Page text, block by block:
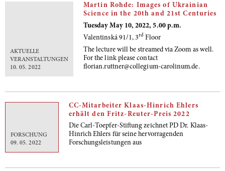
AKTUELLE
VERANSTALTUNGEN
10. 05. 2022
Martin Rohde: Images of Ukrainian
Science in the 20th and 21st Centuries
Tuesday May 10, 2022, 5.00 p.m.
Valentinská 91/1, 3rd Floor
The lecture will be streamed via Zoom as well.
For the link please contact
florian.ruttner@collegium-carolinum.de.
FORSCHUNG
09. 05. 2022
CC-Mitarbeiter Klaas-Hinrich Ehlers
erhält den Fritz-Reuter-Preis 2022
Die Carl-Toepfer-Stiftung zeichnet PD Dr. Klaas-
Hinrich Ehlers für seine hervorragenden
Forschungsleistungen aus